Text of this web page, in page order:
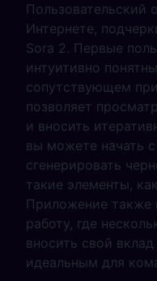
Пользовательский
Интернете,
Sora 2. Первые
интуитивно
сопутствующем
позволяет
и вносить
вы можете начать
сгенерировать
такие элементы,
Приложение также
работу, где
вносить свой
идеальным для